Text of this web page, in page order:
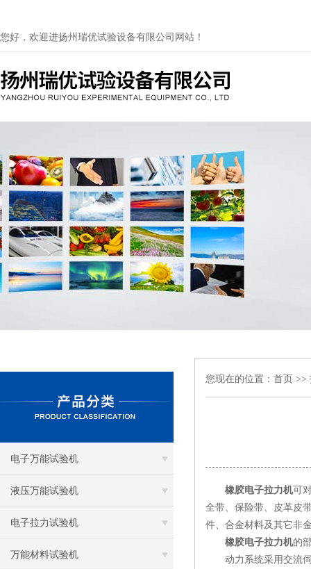
您好，欢迎进扬州瑞优试验设备有限公司网站！
电子万能试验机
液压万能试验机
电子拉力试验机
万能材料试验机
您现在的位置： 首页 >>
橡胶电子拉力机可
全带、保险带、皮革皮
件、合金材料及其它非
橡胶电子拉力机的
动力系统采用交流伺